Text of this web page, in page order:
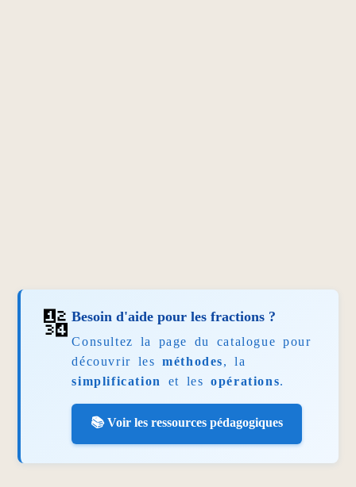
🔢Besoin d'aide pour les fractions ?
Consultez la page du catalogue pour
découvrir lesméthodes, la
simplification
et lesopérations.
📚 Voir les ressources pédagogiques